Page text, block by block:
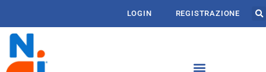
LOGIN REGISTRAZIONE